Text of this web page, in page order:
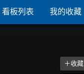
看板列表 我的收藏
＋收藏